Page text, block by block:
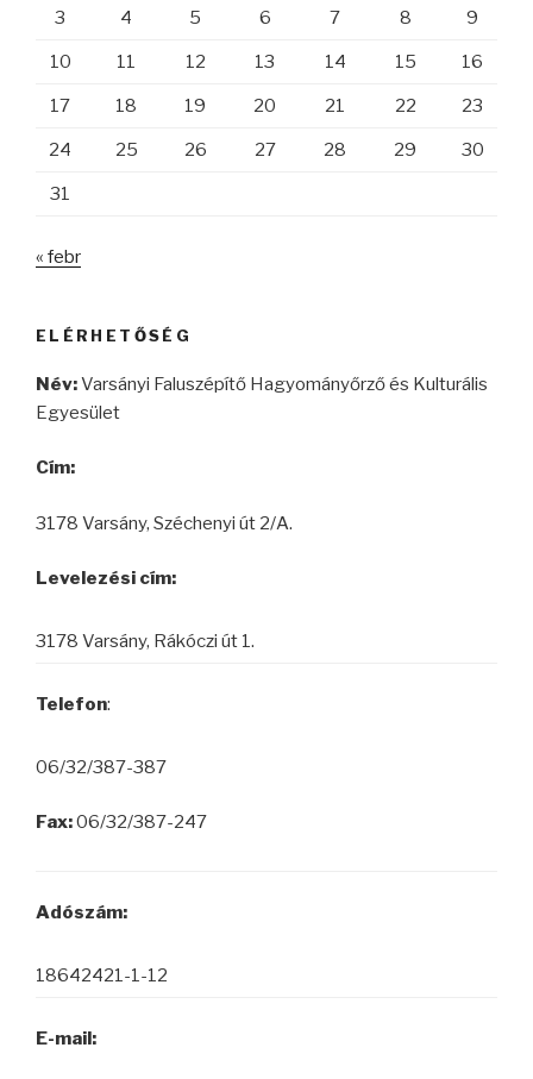
3 4 5 6 7 8 9
10 11 12 13 14 15 16
17 18 19 20 21 22 23
24 25 26 27 28 29 30
31
« febr
ELÉRHETŐSÉG
Név:Varsányi Faluszépítő Hagyományőrző és Kulturális
Egyesület
Cím:
3178 Varsány, Széchenyi út 2/A.
Levelezési cím:
3178 Varsány, Rákóczi út 1.
Telefon:
06/32/387-387
Fax:06/32/387-247
Adószám:
18642421-1-12
E-mail: